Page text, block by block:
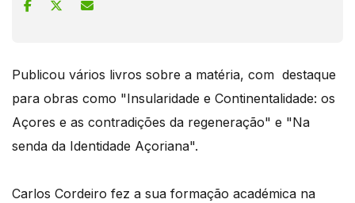
Publicou vários livros sobre a matéria, com destaque
para obras como "Insularidade e Continentalidade: os
Açores e as contradições da regeneração" e "Na
senda da Identidade Açoriana".
Carlos Cordeiro fez a sua formação académica na